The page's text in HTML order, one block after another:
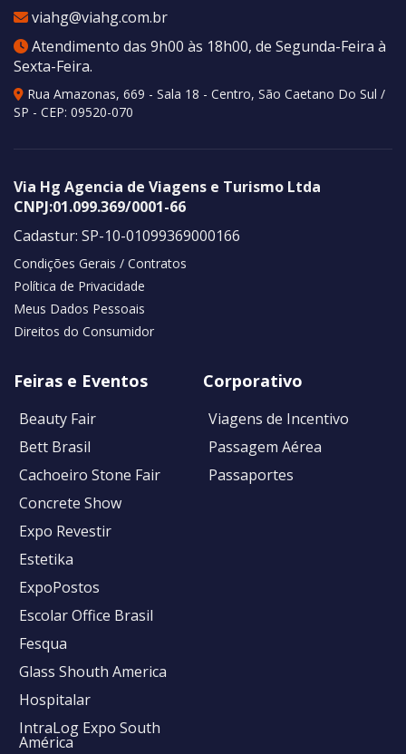
viahg@viahg.com.br
Atendimento das 9h00 às 18h00, de Segunda-Feira à
Sexta-Feira.
Rua Amazonas, 669 - Sala 18 - Centro, São Caetano Do Sul /
SP - CEP: 09520-070
Via Hg Agencia de Viagens e Turismo Ltda
CNPJ:01.099.369/0001-66
Cadastur: SP-10-01099369000166
Condições Gerais / Contratos
Política de Privacidade
Meus Dados Pessoais
Direitos do Consumidor
Feiras e Eventos
Beauty Fair
Bett Brasil
Cachoeiro Stone Fair
Concrete Show
Expo Revestir
Estetika
ExpoPostos
Escolar Office Brasil
Fesqua
Glass Shouth America
Hospitalar
IntraLog Expo South
América
Corporativo
Viagens de Incentivo
Passagem Aérea
Passaportes